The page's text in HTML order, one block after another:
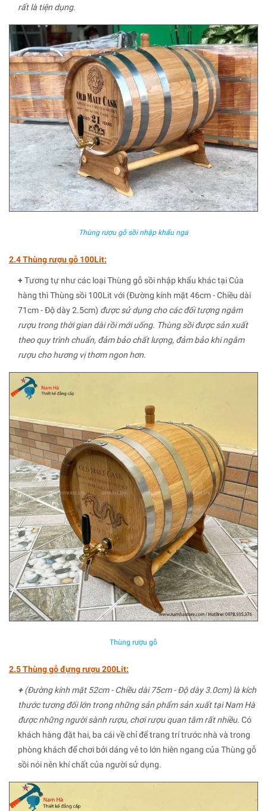
rất là tiện dụng.
Thùng rượu gỗ sồi nhập khẩu nga
2.4 Thùng rượu gỗ 100Lit:
+Tương tự như các loại Thùng gỗ sồi nhập khẩu khác tại Của
hàng thì Thùng sồi 100Lit với (Đường kính mặt 46cm - Chiều dài
71cm - Độ dày 2.5cm) được sử dụng cho các đối tượng ngâm
rượu trong thời gian dài rồi mới uống. Thùng sồi được sản xuất
theo quy trình chuẩn, đảm bảo chất lượng, đảm bảo khi ngâm
rượu cho hương vị thơm ngon hơn.
Thùng rượu gỗ
2.5 Thùng gỗ đựng rượu 200Lit:
+(Đường kính mặt 52cm - Chiều dài 75cm - Độ dày 3.0cm) là kích
thước tương đối lớn trong những sản phẩm sản xuất tại Nam Hà
được những người sành rượu, chơi rượu quan tâm rất nhiều. Có
khách hàng đặt hai, ba cái về chỉ để trang trí trước nhà và trong
phòng khách để chơi bởi dáng vẻ to lớn hiên ngang của Thùng gỗ
sồi nói nên khí chất của người sử dụng.